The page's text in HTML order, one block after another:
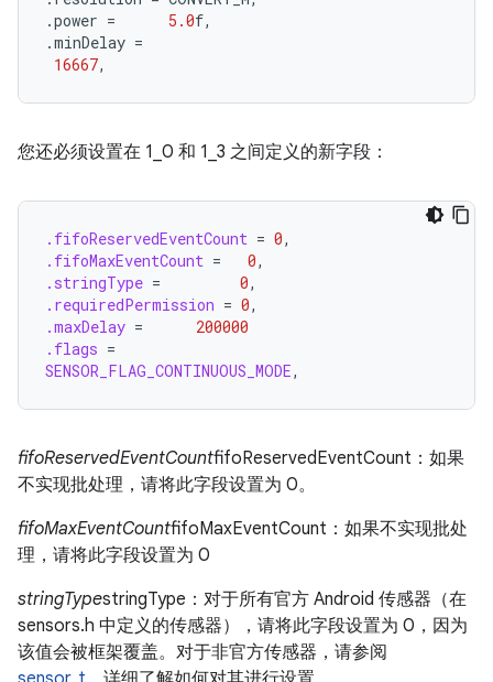
.power = 5.0f,
.minDelay =
16667,
您还必须设置在 1_0 和 1_3 之间定义的新字段：
.fifoReservedEventCount = 0,
.fifoMaxEventCount = 0,
.stringType = 0,
.requiredPermission = 0,
.maxDelay =
200000
.flags =
SENSOR_FLAG_CONTINUOUS_MODE,
fifoReservedEventCountfifoReservedEventCount：如果
不实现批处理，请将此字段设置为 0。
fifoMaxEventCountfifoMaxEventCount：如果不实现批处
理，请将此字段设置为 0
stringTypestringType：对于所有官方 Android 传感器（在
sensors.h 中定义的传感器），请将此字段设置为 0，因为
该值会被框架覆盖。对于非官方传感器，请参阅